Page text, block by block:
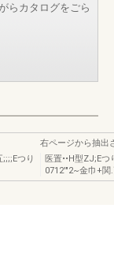
らカタログをごら
つり
右ページから抽出
医置••H型ZJ;E
0712'"2~金巾+関